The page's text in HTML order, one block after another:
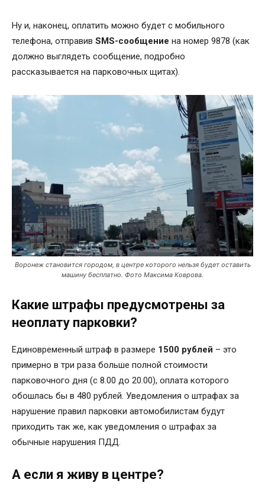
Ну и, наконец, оплатить можно будет с мобильного
телефона, отправив SMS-сообщение на номер 9878 (как
должно выглядеть сообщение, подробно
рассказывается на парковочных щитах).
Воронеж становится городом, в центре которого нельзя будет оставить
машину бесплатно. Фото Максима Коврова.
Какие штрафы предусмотрены за
неоплату парковки?
Единовременный штраф в размере 1500 рублей – это
примерно в три раза больше полной стоимости
парковочного дня (с 8.00 до 20.00), оплата которого
обошлась бы в 480 рублей. Уведомления о штрафах за
нарушение правил парковки автомобилистам будут
приходить так же, как уведомления о штрафах за
обычные нарушения ПДД.
А если я живу в центре?